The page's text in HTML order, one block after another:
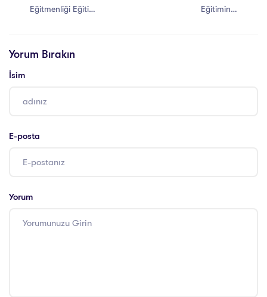
Eğitmenliği Eğitimi
Eğitiminin
Yorum Bırakın
İsim
E-posta
Yorum